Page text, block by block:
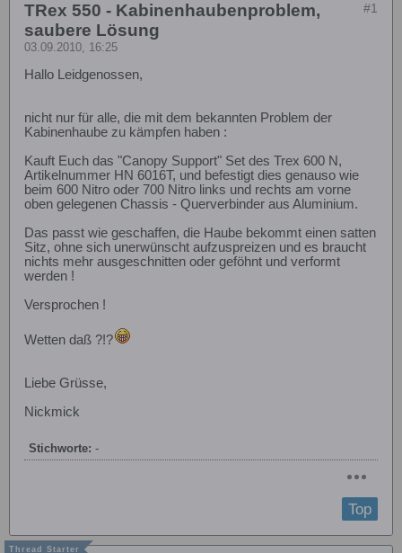
#1
TRex 550 - Kabinenhaubenproblem,
saubere Lösung
03.09.2010, 16:25
Hallo Leidgenossen,
nicht nur für alle, die mit dem bekannten Problem der
Kabinenhaube zu kämpfen haben :
Kauft Euch das "Canopy Support" Set des Trex 600 N,
Artikelnummer HN 6016T, und befestigt dies genauso wie
beim 600 Nitro oder 700 Nitro links und rechts am vorne
oben gelegenen Chassis - Querverbinder aus Aluminium.
Das passt wie geschaffen, die Haube bekommt einen satten
Sitz, ohne sich unerwünscht aufzuspreizen und es braucht
nichts mehr ausgeschnitten oder geföhnt und verformt
werden !
Versprochen !
Wetten daß ?!?
Liebe Grüsse,
Nickmick
Stichworte: -
Top